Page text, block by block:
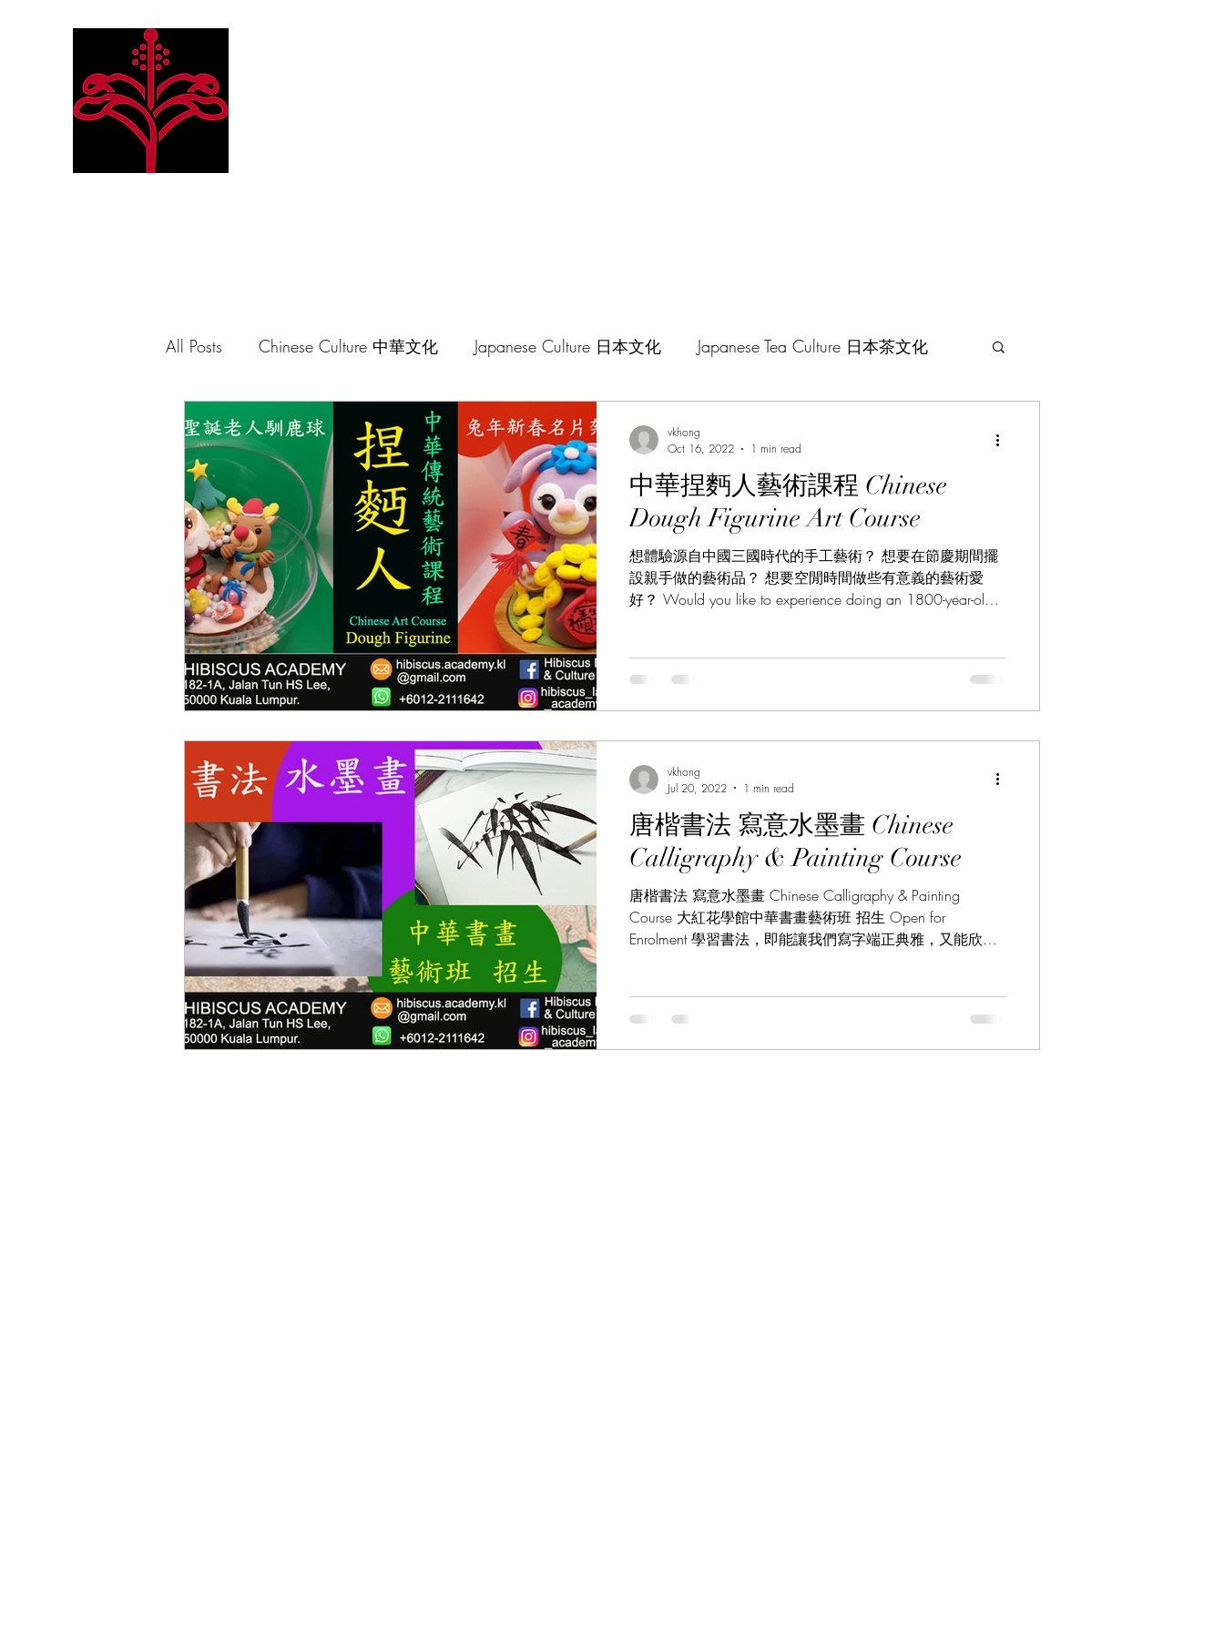
All Posts Chinese Culture 中華文化 Japanese Culture 日本文化 Japanese Tea Culture 日本茶文化
Thai Culture 泰國文化/暹羅文化 Music Course 音樂課程
Chinese Art 中華藝術 Hibiscus Academy Bu大紅花學館簡報 Persian Culture 波斯文化
Japanese Language Course 日本語言課程 Italian Language Course 義大利文課程
Cantonese Language Course 廣府化/粵語課程 Hakka Language Course 客家語課程
Bahasa Melayu Course 馬來語課程 Korean Culture 韓國朝鮮文化
Chinese Language Course 中文課程 Thai Language Course 泰語課程
Chinese Music Course 華樂課程 English Language Course 英語課程 Chinese Philosophy 中華哲學
Art Courses 美術課程 Pastel Nagomi Art 和諧粉彩藝術 Study Tour Info
Chinese Tea Art & Culture 中華茶藝 Chinatown Tour 唐人街導覽 Italian Culture 意大利文化
中華捏麪人藝術課程 Chinese
Dough Figurine Art Course
想體驗源自中國三國時代的手工藝術？ 想要在節慶期間擺
設親手做的藝術品？ 想要空閒時間做些有意義的藝術愛
好？ Would you like to experience doing an 1800-year-old
vkhong
Oct 16, 2022
1 min read
唐楷書法 寫意水墨畫 Chinese
Calligraphy & Painting Course
唐楷書法 寫意水墨畫 Chinese Calligraphy & Painting
Course 大紅花學館中華書畫藝術班 招生 Open for
Enrolment 學習書法，即能讓我們寫字端正典雅，又能欣賞
vkhong
Jul 20, 2022
1 min read